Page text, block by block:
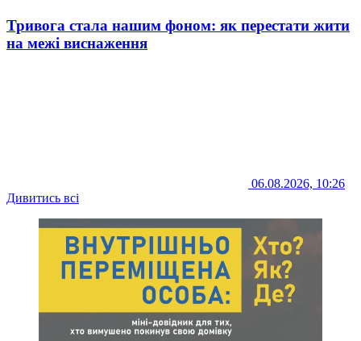
Тривога стала нашим фоном: як перестати жити
на межі виснаження
06.08.2026, 10:26
Дивитись всі